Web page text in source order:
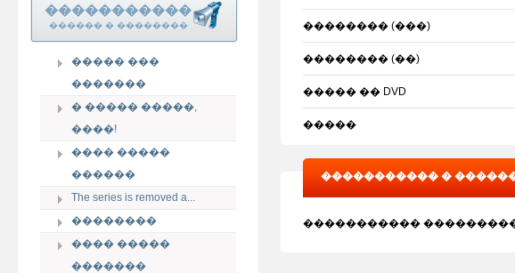
�����������
������ � ��������
����� ���
�������
� ����� �����,
����!
���� �����
������
The series is removed a...
��������
���� �����
�������
�������� (���)
�������� (��)
����� �� DVD
�����
����������� �
�����������